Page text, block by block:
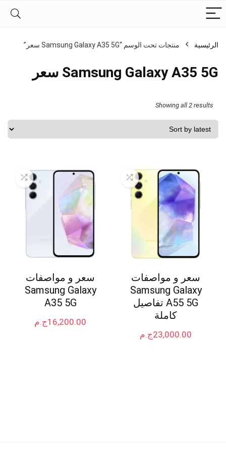
الرئيسية منتجات تحت الوسم “Samsung Galaxy A35 5G سعر”
Samsung Galaxy A35 5G سعر
Showing all 2 results
Sorted
by
سعر و مواصفات
Samsung Galaxy
A55 5G تفاصيل
كاملة
ج.م23,000.00
سعر و مواصفات
Samsung Galaxy
A35 5G
ج.م16,200.00